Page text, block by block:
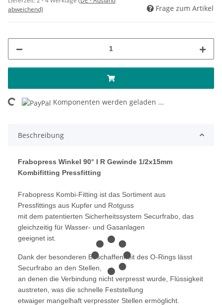
abweichend)
Frage zum Artikel
Komponenten werden geladen ...
Beschreibung
Frabopress Winkel 90° I R Gewinde 1/2x15mm
Kombifitting Pressfitting
Frabopress Kombi-Fitting ist das Sortiment aus
Pressfittings aus Kupfer und Rotguss
mit dem patentierten Sicherheitssystem Securfrabo, das
gleichzeitig für Wasser- und Gasanlagen
geeignet ist.
Dank der besonderen Beschaffenheit des O-Rings lässt
Securfrabo an den Stellen,
an denen die Verbindung nicht verpresst wurde, Flüssigkeit
austreten, was die schnelle Feststellung
etwaiger mangelhaft verpresster Stellen ermöglicht.